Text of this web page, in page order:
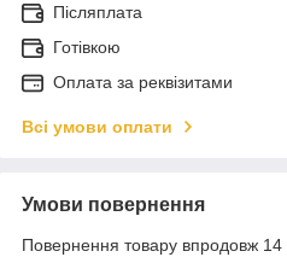
Післяплата
Готівкою
Оплата за реквізитами
Всі умови оплати
Умови повернення
Повернення товару впродовж 14